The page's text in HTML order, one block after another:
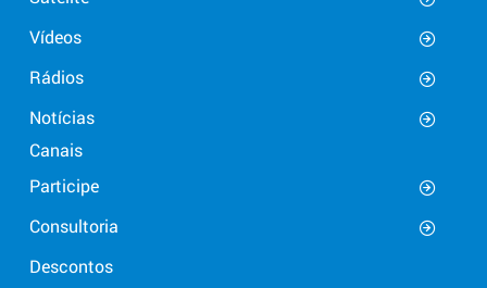
Vídeos
Rádios
Notícias
Canais
Participe
Consultoria
Descontos